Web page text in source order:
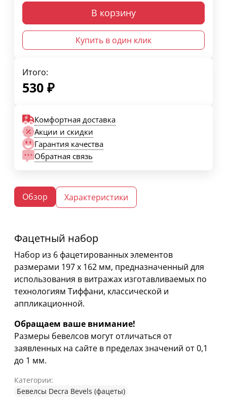
В корзину
Купить в один клик
Итого:
530 ₽
Комфортная доставка
Акции и скидки
Гарантия качества
Обратная связь
Обзор Характеристики
Фацетный набор
Набор из 6 фацетированных элементов
размерами 197 х 162 мм, предназначенный для
использования в витражах изготавливаемых по
технологиям Тиффани, классической и
аппликационной.
Обращаем ваше внимание!
Размеры бевелсов могут отличаться от
заявленных на сайте в пределах значений от 0,1
до 1 мм.
Категории:
Бевелсы Decra Bevels (фацеты)